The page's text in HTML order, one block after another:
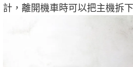
計，離開機車時可以把主機拆下